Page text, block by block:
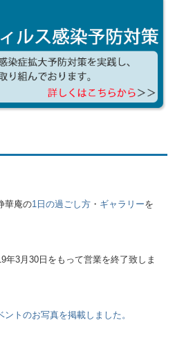
華庵の1日の過ごし方 ・ ギャラリーを
年3月30日をもって営業を終了致しま
トのお写真を掲載しました。